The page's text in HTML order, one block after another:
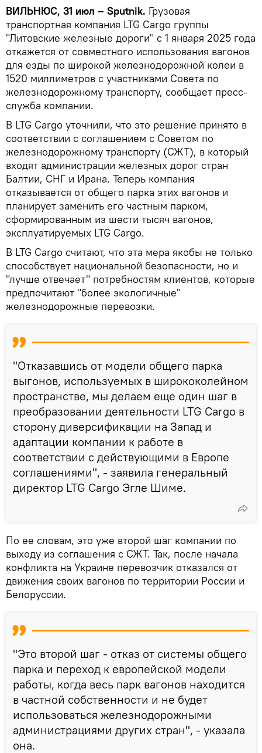
ВИЛЬНЮС, 31 июл – Sputnik. Грузовая
транспортная компания LTG Cargo группы
"Литовские железные дороги" с 1 января 2025 года
откажется от совместного использования вагонов
для езды по широкой железнодорожной колеи в
1520 миллиметров с участниками Совета по
железнодорожному транспорту, сообщает пресс-
служба компании.
В LTG Cargo уточнили, что это решение принято в
соответствии с соглашением с Советом по
железнодорожному транспорту (СЖТ), в который
входят администрации железных дорог стран
Балтии, СНГ и Ирана. Теперь компания
отказывается от общего парка этих вагонов и
планирует заменить его частным парком,
сформированным из шести тысяч вагонов,
эксплуатируемых LTG Cargo.
В LTG Cargo считают, что эта мера якобы не только
способствует национальной безопасности, но и
"лучше отвечает" потребностям клиентов, которые
предпочитают "более экологичные"
железнодорожные перевозки.
"Отказавшись от модели общего парка
выгонов, используемых в ширококолейном
пространстве, мы делаем еще один шаг в
преобразовании деятельности LTG Cargo в
сторону диверсификации на Запад и
адаптации компании к работе в
соответствии с действующими в Европе
соглашениями", - заявила генеральный
директор LTG Cargo Эгле Шиме.
По ее словам, это уже второй шаг компании по
выходу из соглашения с СЖТ. Так, после начала
конфликта на Украине перевозчик отказался от
движения своих вагонов по территории России и
Белоруссии.
"Это второй шаг - отказ от системы общего
парка и переход к европейской модели
работы, когда весь парк вагонов находится
в частной собственности и не будет
использоваться железнодорожными
администрациями других стран", - указала
она.